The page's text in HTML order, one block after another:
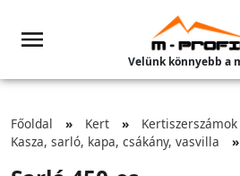
Velünk könnyebb a
Főoldal Kert
Kertiszerszámok
Kasza, sarló, kapa, csákány, vasvilla